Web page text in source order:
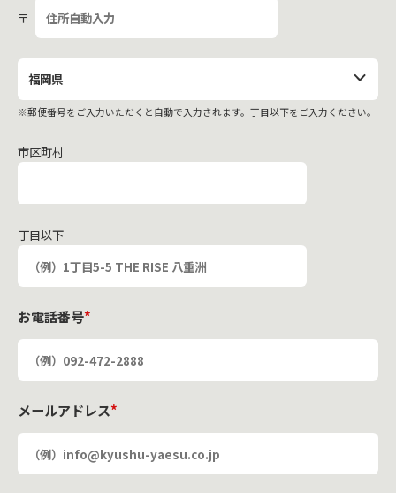
〒
※郵便番号をご入力いただくと自動で入力されます。丁目以下をご入力ください。
市区町村
丁目以下
お電話番号*
メールアドレス*